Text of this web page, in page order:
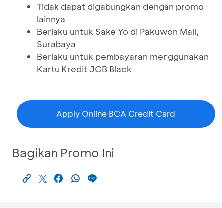
Tidak dapat digabungkan dengan promo
lainnya
Berlaku untuk Sake Yo di Pakuwon Mall,
Surabaya
Berlaku untuk pembayaran menggunakan
Kartu Kredit JCB Black
Apply Online BCA Credit Card
Bagikan Promo Ini